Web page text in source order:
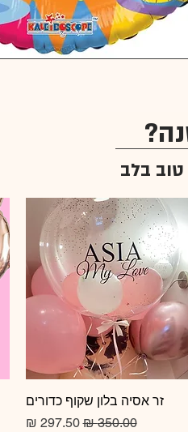
בלב
תצוגה מהירה
זר אסיה בלון שקוף כדורים
מחיר רגיל‏350.00 ‏₪ מחיר מבצע‏297.50 ‏₪